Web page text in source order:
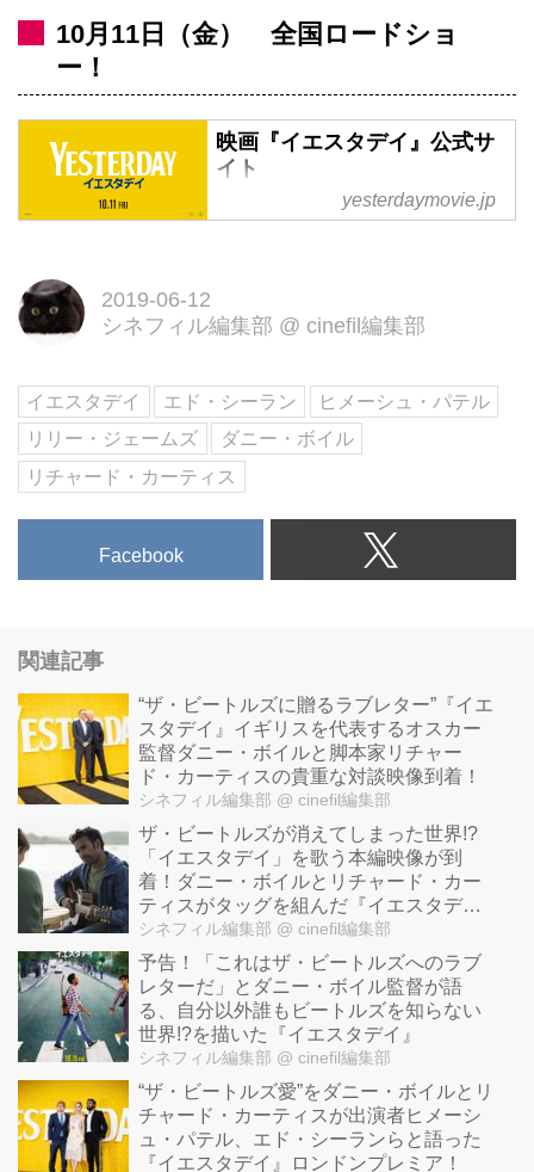
10月11日（金） 全国ロードショ
ー！
映画『イエスタデイ』公式サ
イト
アカデミー賞監督ダニー・ボイル
（金）全国ロードショー！
yesterdaymovie.jp
2019-06-12
シネフィル編集部 @ cinefil編集部
イエスタデイ エド・シーラン
ヒメーシュ・パテル
リリー・ジェームズ
ダニー・ボイル
リチャード・カーティス
Facebook
関連記事
“ザ・ビートルズに贈るラブレター”『イエ
スタデイ』イギリスを代表するオスカー
監督ダニー・ボイルと脚本家リチャー
ド・カーティスの貴重な対談映像到着！
シネフィル編集部 @ cinefil編集部
ザ・ビートルズが消えてしまった世界!?
「イエスタデイ」を歌う本編映像が到
着！ダニー・ボイルとリチャード・カー
ティスがタッグを組んだ『イエスタデ
ィ』
シネフィル編集部 @ cinefil編集部
予告！「これはザ・ビートルズへのラブ
レターだ」とダニー・ボイル監督が語
る、自分以外誰もビートルズを知らない
世界!?を描いた『イエスタデイ』
シネフィル編集部 @ cinefil編集部
“ザ・ビートルズ愛”をダニー・ボイルとリ
チャード・カーティスが出演者ヒメーシ
ュ・パテル、エド・シーランらと語った
『イエスタデイ』ロンドンプレミア！